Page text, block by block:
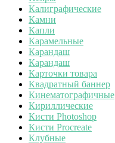
Калиграфические
Камни
Капли
Карамельные
Карандаш
Карандаш
Карточки товара
Квадратный баннер
Кинематографичные
Кириллические
Кисти Photoshop
Кисти Procreate
Клубные